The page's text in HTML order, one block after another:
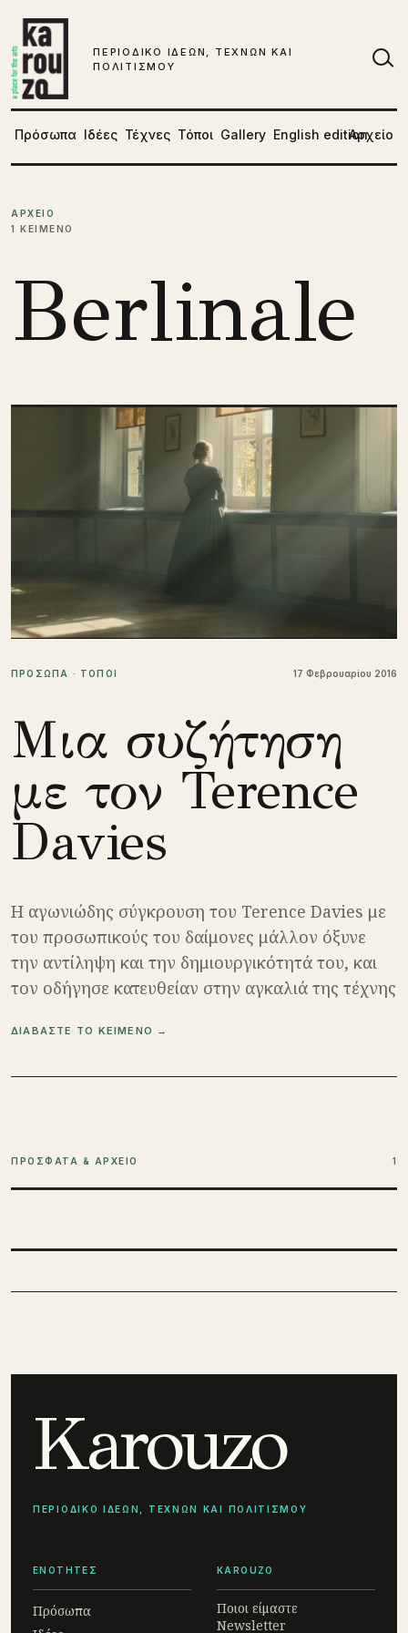
ΠΕΡΙΟΔΙΚΟ ΙΔΕΩΝ, ΤΕΧΝΩΝ ΚΑΙ
ΠΟΛΙΤΙΣΜΟΥ
Πρόσωπα Ιδέες Τέχνες Τόποι Gallery English editionΑρχείο
ΑΡΧΕΙΟ
1 ΚΕΙΜΕΝΟ
Berlinale
ΠΡΟΣΩΠΑ · ΤΟΠΟΙ 17 Φεβρουαρίου 2016
Μια συζήτηση
με τον Terence
Davies
Η αγωνιώδης σύγκρουση του Terence Davies με
του προσωπικούς του δαίμονες μάλλον όξυνε
την αντίληψη και την δημιουργικότητά του, και
τον οδήγησε κατευθείαν στην αγκαλιά της τέχνης
ΔΙΑΒΑΣΤΕ ΤΟ ΚΕΙΜΕΝΟ →
ΠΡΟΣΦΑΤΑ & ΑΡΧΕΙΟ 1
Karouzo
ΠΕΡΙΟΔΙΚΟ ΙΔΕΩΝ, ΤΕΧΝΩΝ ΚΑΙ ΠΟΛΙΤΙΣΜΟΥ
ΕΝΟΤΗΤΕΣ
Πρόσωπα
KAROUZO
Ποιοι είμαστε
Newsletter